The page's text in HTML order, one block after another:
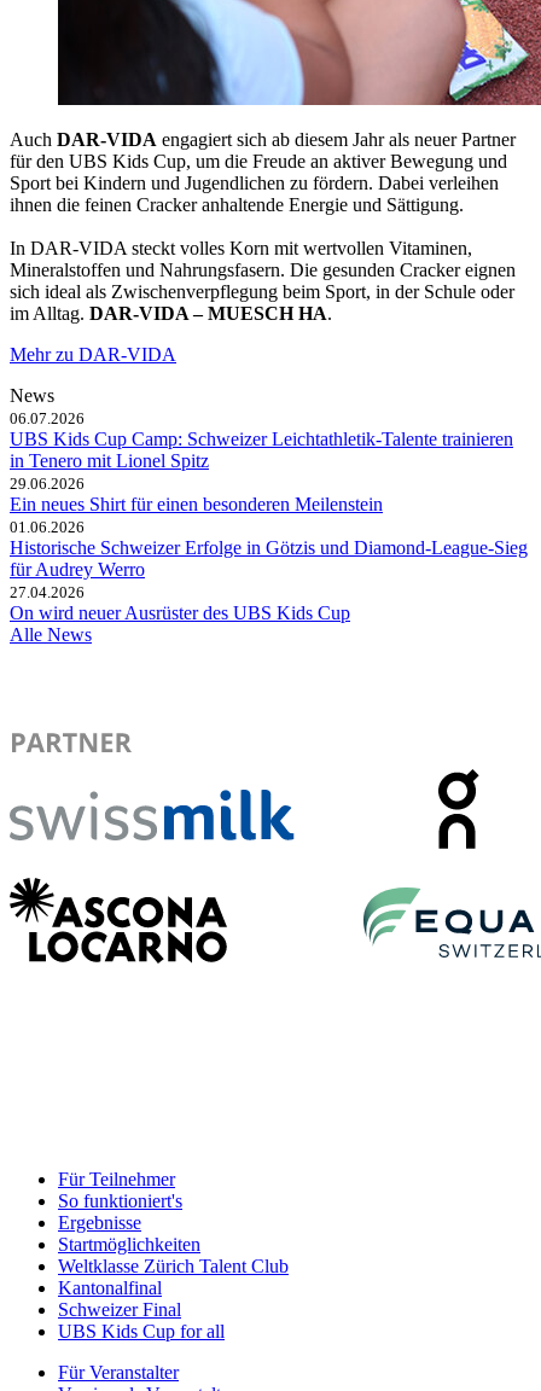
Auch DAR-VIDA engagiert sich ab diesem Jahr als neuer Partner
für den UBS Kids Cup, um die Freude an aktiver Bewegung und
Sport bei Kindern und Jugendlichen zu fördern. Dabei verleihen
ihnen die feinen Cracker anhaltende Energie und Sättigung.
In DAR-VIDA steckt volles Korn mit wertvollen Vitaminen,
Mineralstoffen und Nahrungsfasern. Die gesunden Cracker eignen
sich ideal als Zwischenverpflegung beim Sport, in der Schule oder
im Alltag. DAR-VIDA – MUESCH HA.
Mehr zu DAR-VIDA
News
06.07.2026
UBS Kids Cup Camp: Schweizer Leichtathletik-Talente trainieren
in Tenero mit Lionel Spitz
29.06.2026
Ein neues Shirt für einen besonderen Meilenstein
01.06.2026
Historische Schweizer Erfolge in Götzis und Diamond-League-Sieg
für Audrey Werro
27.04.2026
On wird neuer Ausrüster des UBS Kids Cup
Alle News
Für Teilnehmer
So funktioniert's
Ergebnisse
Startmöglichkeiten
Weltklasse Zürich Talent Club
Kantonalfinal
Schweizer Final
UBS Kids Cup for all
Für Veranstalter